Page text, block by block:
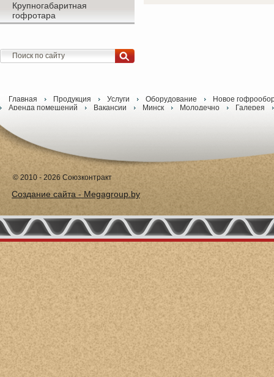
Крупногабаритная
гофротара
Главная Продукция Услуги Оборудование
Новое
Аренда помещений
Вакансии Минск Молодечно Галерея
© 2010 - 2026 Союзконтракт
Создание сайта - Megagroup.by